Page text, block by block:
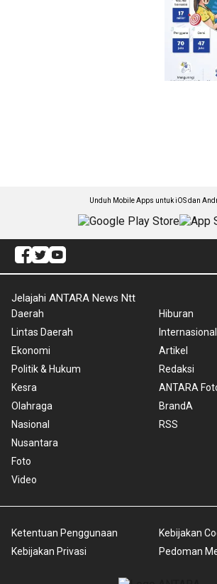
Unduh Mobile Apps untuk iOS dan
Jelajahi ANTARA News Ntt
Daerah
Lintas Daerah
Ekonomi
Politik & Hukum
Kesra
Olahraga
Nasional
Nusantara
Foto
Video
Hiburan
Internasional
Artikel
Redaksi
ANTARA
BrandA
RSS
Ketentuan Penggunaan
Kebijakan Privasi
Kebijakan
Pedoman